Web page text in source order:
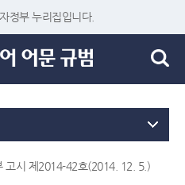
정부 누리집입니다.
고시 제2014-42호(2014. 12. 5.)